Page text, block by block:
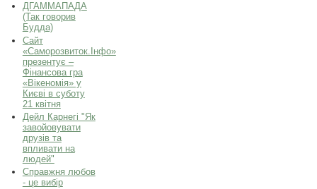
ДГАММАПАДА
(Так говорив
Будда)
Сайт
«Саморозвиток.Інфо»
презентує –
Фінансова гра
«Вікеномія» у
Києві в суботу
21 квітня
Дейл Карнегі "Як
завойовувати
друзів та
впливати на
людей"
Справжня любов
- це вибір